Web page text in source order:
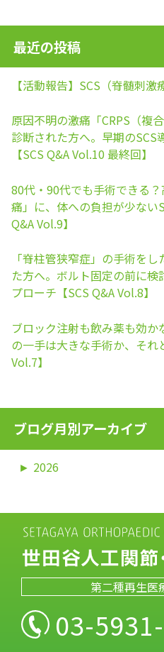
最近の投稿
【活動報告】SCS（脊髄刺
原因不明の激痛「CRPS（複
診断された方へ。早期のSCS
【SCS Q&A Vol.10 最終回】
80代・90代でも手術できる
痛」に、体への負担が少ない
Q&A Vol.9】
「脊柱管狭窄症」の手術を
た方へ。ボルト固定の前に検
プローチ【SCS Q&A Vol.8】
ブロック注射も飲み薬も効
の一手は大きな手術か、それ
Vol.7】
ブログ月別アーカイブ
► 2026
第二種再生医
03-